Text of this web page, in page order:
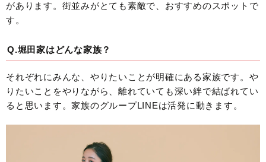
があります。街並みがとても素敵で、おすすめのスポットで
す。
Q.堀田家はどんな家族？
それぞれにみんな、やりたいことが明確にある家族です。や
りたいことをやりながら、離れていても深い絆で結ばれてい
ると思います。家族のグループLINEは活発に動きます。